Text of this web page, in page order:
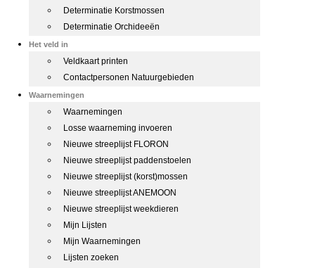
Determinatie Korstmossen
Determinatie Orchideeën
Het veld in
Veldkaart printen
Contactpersonen Natuurgebieden
Waarnemingen
Waarnemingen
Losse waarneming invoeren
Nieuwe streeplijst FLORON
Nieuwe streeplijst paddenstoelen
Nieuwe streeplijst (korst)mossen
Nieuwe streeplijst ANEMOON
Nieuwe streeplijst weekdieren
Mijn Lijsten
Mijn Waarnemingen
Lijsten zoeken